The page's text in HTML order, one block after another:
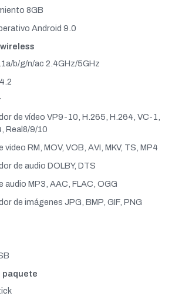
8GB
Android 9.0
b/g/n/ac 2.4GHz/5GHz
de vídeo VP9-10, H.265, H.264, VC-1,
Real8/9/10
RM, MOV, VOB, AVI, MKV, TS, MP4
de audio DOLBY, DTS
audio MP3, AAC, FLAC, OGG
de imágenes JPG, BMP, GIF, PNG
paquete